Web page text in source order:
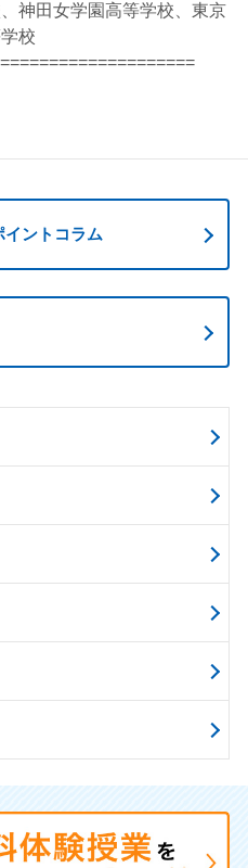
神田女学園高等学校、東京
校
ントコラム